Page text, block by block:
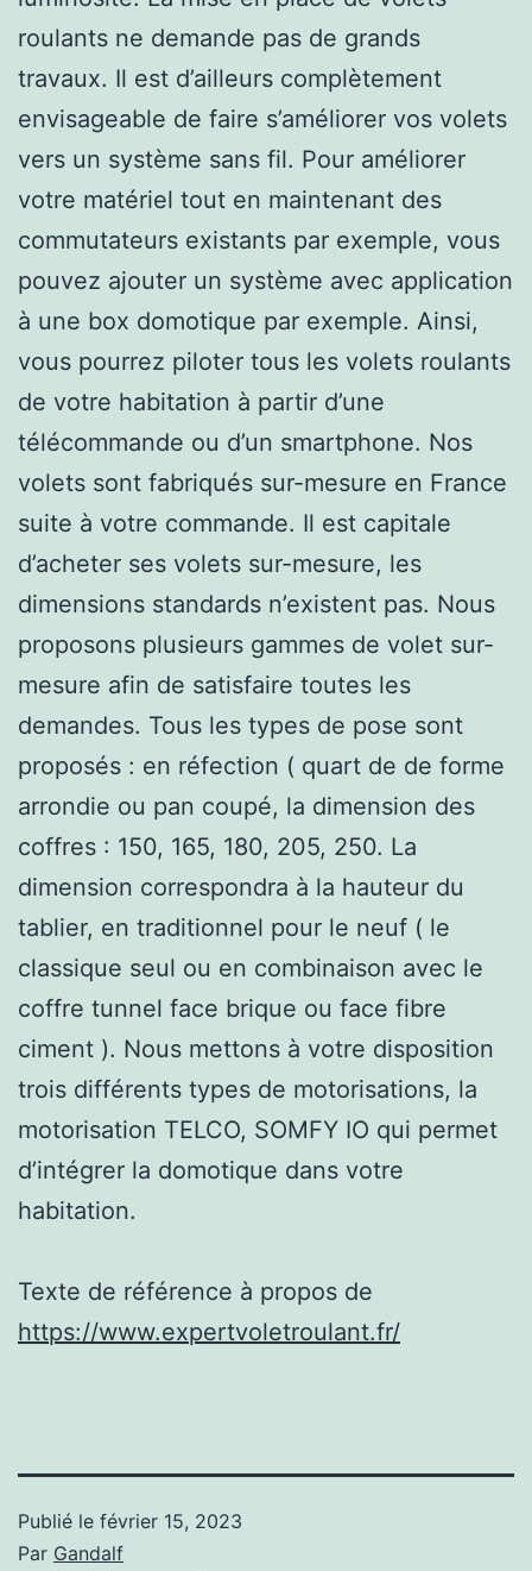
roulants ne demande pas de grands
travaux. Il est d’ailleurs complètement
envisageable de faire s’améliorer vos volets
vers un système sans fil. Pour améliorer
votre matériel tout en maintenant des
commutateurs existants par exemple, vous
pouvez ajouter un système avec application
à une box domotique par exemple. Ainsi,
vous pourrez piloter tous les volets roulants
de votre habitation à partir d’une
télécommande ou d’un smartphone. Nos
volets sont fabriqués sur-mesure en France
suite à votre commande. Il est capitale
d’acheter ses volets sur-mesure, les
dimensions standards n’existent pas. Nous
proposons plusieurs gammes de volet sur-
mesure afin de satisfaire toutes les
demandes. Tous les types de pose sont
proposés : en réfection ( quart de de forme
arrondie ou pan coupé, la dimension des
coffres : 150, 165, 180, 205, 250. La
dimension correspondra à la hauteur du
tablier, en traditionnel pour le neuf ( le
classique seul ou en combinaison avec le
coffre tunnel face brique ou face fibre
ciment ). Nous mettons à votre disposition
trois différents types de motorisations, la
motorisation TELCO, SOMFY IO qui permet
d’intégrer la domotique dans votre
habitation.
Texte de référence à propos de
https://www.expertvoletroulant.fr/
Publié le février 15, 2023
Par Gandalf